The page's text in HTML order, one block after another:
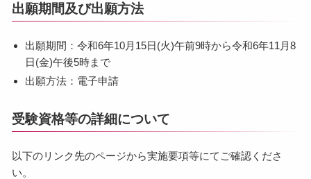
出願期間及び出願方法
出願期間：令和6年10月15日(火)午前9時から令和6年11月8
日(金)午後5時まで
出願方法：電子申請
受験資格等の詳細について
以下のリンク先のページから実施要項等にてご確認くださ
い。